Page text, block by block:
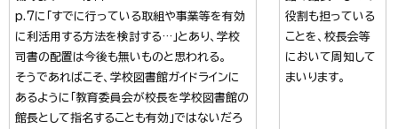
p.7に「すでに行っている取組や事業等を有効
に利活用する方法を検討する…」とあり、学校
司書の配置は今後も無いものと思われる。
そうであればこそ、学校図書館ガイドラインに
あるように「教育委員会が校長を学校図書館の
館長として指名することも有効」ではないだろ
役割も担っている
ことを、校長会等
において周知して
まいります。